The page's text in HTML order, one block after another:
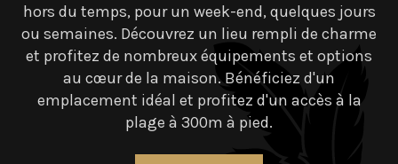
hors du temps, pour un week-end, quelques jours
ou semaines. Découvrez un lieu rempli de charme
et profitez de nombreux équipements et options
au cœur de la maison. Bénéficiez d'un
emplacement idéal et profitez d'un accès à la
plage à 300m à pied.